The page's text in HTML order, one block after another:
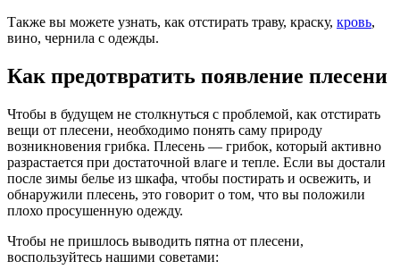
Также вы можете узнать, как отстирать траву, краску, кровь,
вино, чернила с одежды.
Как предотвратить появление плесени
Чтобы в будущем не столкнуться с проблемой, как отстирать
вещи от плесени, необходимо понять саму природу
возникновения грибка. Плесень — грибок, который активно
разрастается при достаточной влаге и тепле. Если вы достали
после зимы белье из шкафа, чтобы постирать и освежить, и
обнаружили плесень, это говорит о том, что вы положили
плохо просушенную одежду.
Чтобы не пришлось выводить пятна от плесени,
воспользуйтесь нашими советами: